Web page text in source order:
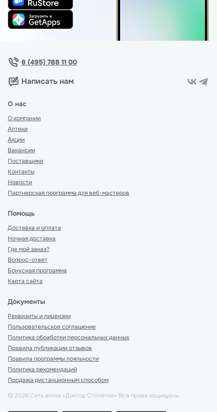
8 (495) 788 11 00
Написать нам
О нас
О компании
Аптеки
Акции
Вакансии
Поставщики
Контакты
Новости
Партнерская программа для веб-мастеров
Помощь
Доставка и оплата
Ночная доставка
Где мой заказ?
Вопрос-ответ
Бонусная программа
Карта сайта
Документы
Реквизиты и лицензии
Пользовательское соглашение
Политика обработки персональных данных
Правила публикации отзывов
Правила программы лояльности
Политика рекомендаций
Продажа дистанционным способом
© 2026 Сеть аптек «Доктор Столетов» Все права защищены